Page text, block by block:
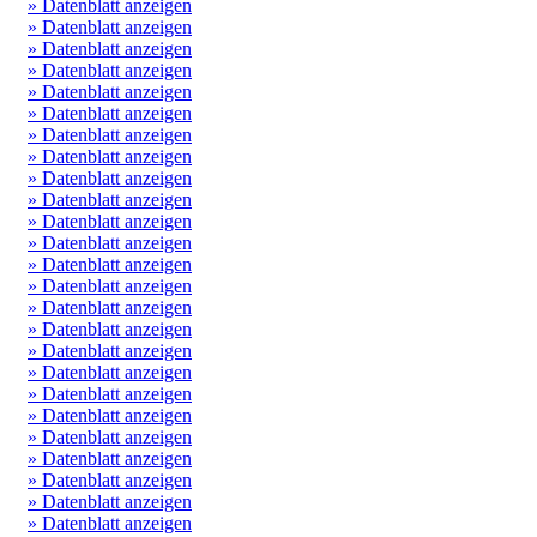
» Datenblatt anzeigen
» Datenblatt anzeigen
» Datenblatt anzeigen
» Datenblatt anzeigen
» Datenblatt anzeigen
» Datenblatt anzeigen
» Datenblatt anzeigen
» Datenblatt anzeigen
» Datenblatt anzeigen
» Datenblatt anzeigen
» Datenblatt anzeigen
» Datenblatt anzeigen
» Datenblatt anzeigen
» Datenblatt anzeigen
» Datenblatt anzeigen
» Datenblatt anzeigen
» Datenblatt anzeigen
» Datenblatt anzeigen
» Datenblatt anzeigen
» Datenblatt anzeigen
» Datenblatt anzeigen
» Datenblatt anzeigen
» Datenblatt anzeigen
» Datenblatt anzeigen
» Datenblatt anzeigen